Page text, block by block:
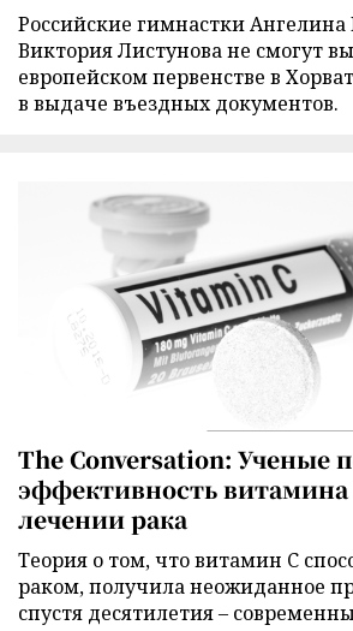
Российские гимнастки
Виктория Листунова не смогут
европейском первенстве в
в выдаче въездных документов.
The Conversation: Ученые
эффективность витамина
лечении рака
Теория о том, что витамин C
раком, получила неожиданное
спустя десятилетия –